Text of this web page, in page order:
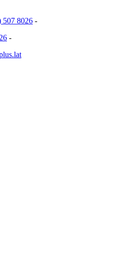
507 8026 -
-